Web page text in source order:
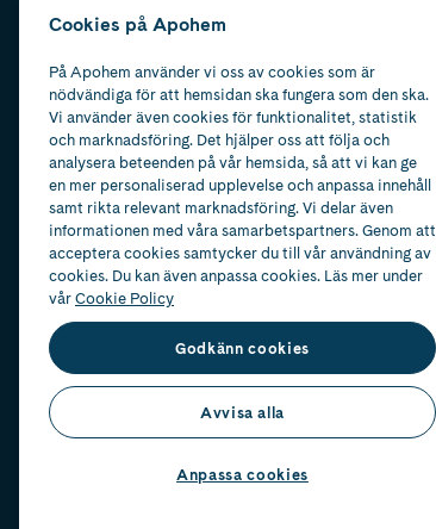
Cookies på Apohem
På Apohem använder vi oss av cookies som är
nödvändiga för att hemsidan ska fungera som den ska.
Vi använder även cookies för funktionalitet, statistik
och marknadsföring. Det hjälper oss att följa och
analysera beteenden på vår hemsida, så att vi kan ge
en mer personaliserad upplevelse och anpassa innehåll
samt rikta relevant marknadsföring. Vi delar även
informationen med våra samarbetspartners. Genom att
acceptera cookies samtycker du till vår användning av
cookies. Du kan även anpassa cookies. Läs mer under
vårCookie Policy
Godkänn cookies
Avvisa alla
Anpassa cookies